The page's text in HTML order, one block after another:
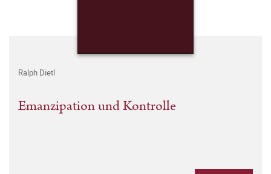
Ralph Dietl
Emanzipation und Kontrolle